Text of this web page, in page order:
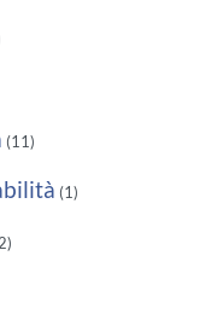
(11)
(1)